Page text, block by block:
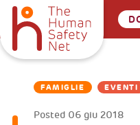
FAMIGLIE EVENTI
Posted 06 giu 2018